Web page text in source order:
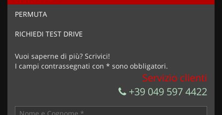
Ho letto e accettol'informativa privacy*
Acconsento al trattamento dei miei dati per finalità di
Invia la tua richiesta
PERMUTA
RICHIEDI TEST DRIVE
Vuoi saperne di più? Scrivici!
I campi contrassegnati con * sono obbligatori.
Servizio clienti
+39 049 597 4422